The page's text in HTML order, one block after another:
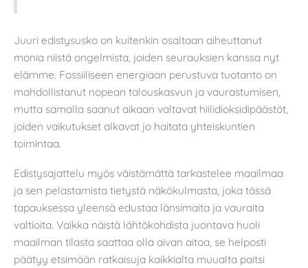
Juuri edistysusko on kuitenkin osaltaan aiheuttanut
monia niistä ongelmista, joiden seurauksien kanssa nyt
elämme. Fossiiliseen energiaan perustuva tuotanto on
mahdollistanut nopean talouskasvun ja vaurastumisen,
mutta samalla saanut aikaan valtavat hiilidioksidipäästöt,
joiden vaikutukset alkavat jo haitata yhteiskuntien
toimintaa.
Edistysajattelu myös väistämättä tarkastelee maailmaa
ja sen pelastamista tietystä näkökulmasta, joka tässä
tapauksessa yleensä edustaa länsimaita ja vauraita
valtioita. Vaikka näistä lähtökohdista juontava huoli
maailman tilasta saattaa olla aivan aitoa, se helposti
päätyy etsimään ratkaisuja kaikkialta muualta paitsi